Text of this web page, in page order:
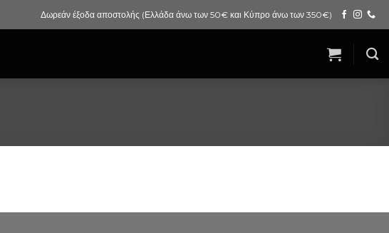
Δωρεάν έξοδα αποστολής (Ελλάδα άνω των 50€ και Κύπρο άνω των 350€)